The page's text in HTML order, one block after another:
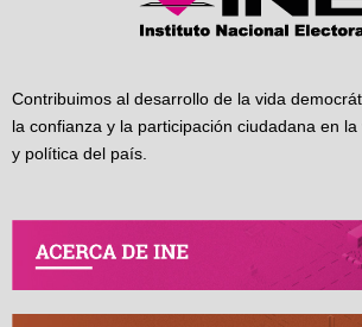
Contribuimos al desarrollo de la vida
la confianza y la participación ciudadana en
y política del país.